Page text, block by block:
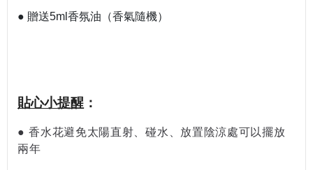
● 贈送5ml香氛油（香氣隨機）
貼心小提醒 ：
● 香水花避免太陽直射、碰水、放置陰涼處可以擺放
兩年